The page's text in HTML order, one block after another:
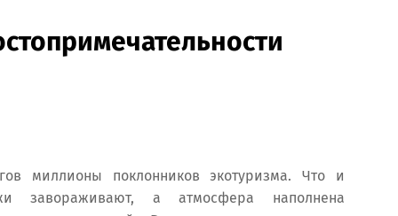
миллионы поклонников экотуризма. Что и
завораживают, а атмосфера наполнена